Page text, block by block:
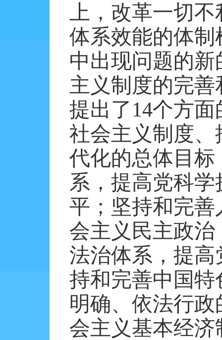
上，改革一切
体系效能的体
中出现问题的
主义制度的完
提出了14个方面
社会主义制度
代化的总体目
系，提高党科
平；坚持和完
会主义民主政
法治体系，提
持和完善中国
明确、依法行
会主义基本经